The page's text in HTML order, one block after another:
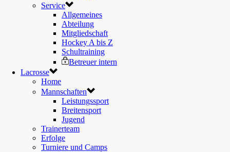
Service
Allgemeines
Abteilung
Mitgliedschaft
Hockey A bis Z
Schultraining
Betreuer intern
Lacrosse
Home
Mannschaften
Leistungssport
Breitensport
Jugend
Trainerteam
Erfolge
Turniere und Camps